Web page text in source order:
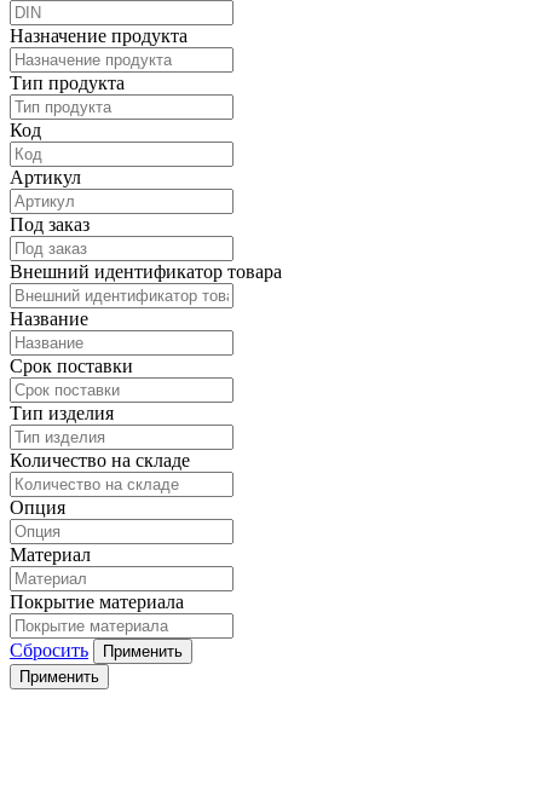
Назначение продукта
Тип продукта
Код
Артикул
Под заказ
Внешний идентификатор товара
Название
Срок поставки
Тип изделия
Количество на складе
Опция
Материал
Покрытие материала
Сбросить